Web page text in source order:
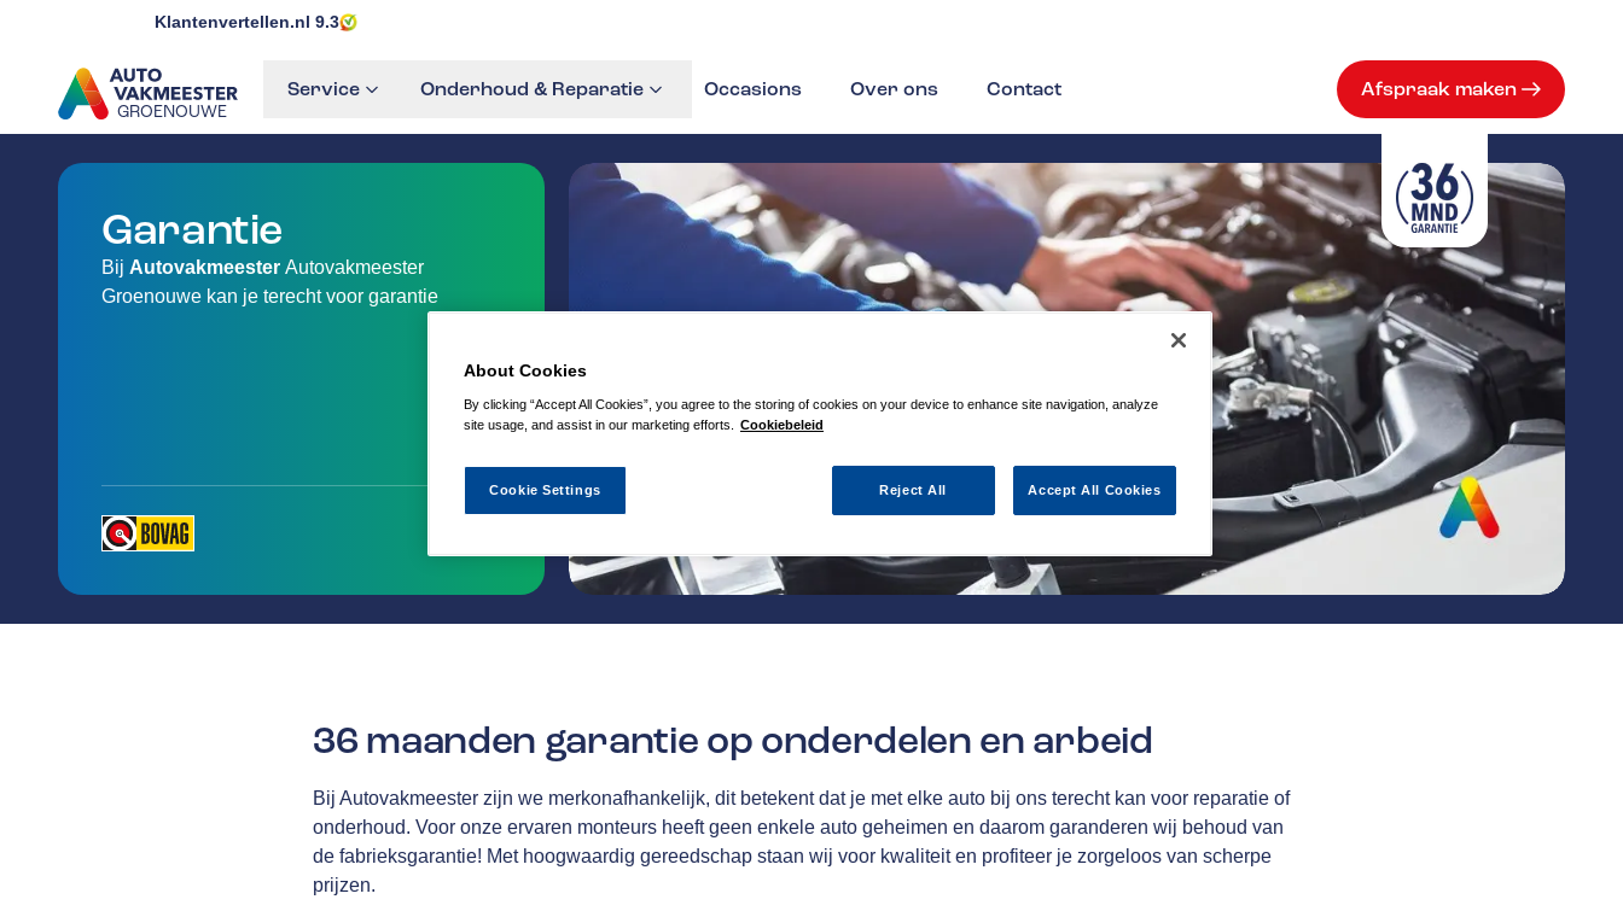
Klantenvertellen.nl 9.3
GROENOUWE
GA NAAR DE HOMEPAGINA
Service Onderhoud & Reparatie Occasions Over ons Contact Afspraak maken
Garantie
Bij Autovakmeester Autovakmeester
Groenouwe kan je terecht voor garantie
36 maanden garantie op onderdelen en arbeid
Bij Autovakmeester zijn we merkonafhankelijk, dit betekent dat je met elke auto bij ons terecht kan voor reparatie of
onderhoud. Voor onze ervaren monteurs heeft geen enkele auto geheimen en daarom garanderen wij behoud van
de fabrieksgarantie! Met hoogwaardig gereedschap staan wij voor kwaliteit en profiteer je zorgeloos van scherpe
prijzen.
About Cookies
By clicking “Accept All Cookies”, you agree to the storing of cookies on your device to enhance site navigation, analyze
site usage, and assist in our marketing efforts.
Cookiebeleid
Reject All Accept All Cookies
Cookie Settings